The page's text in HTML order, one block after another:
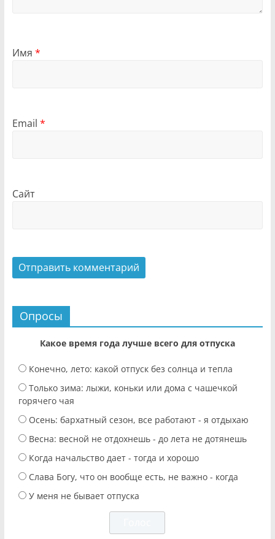
Имя *
Email *
Сайт
Опросы
Какое время года лучше всего для отпуска
Конечно, лето: какой отпуск без солнца и тепла
Только зима: лыжи, коньки или дома с чашечкой
горячего чая
Осень: бархатный сезон, все работают - я отдыхаю
Весна: весной не отдохнешь - до лета не дотянешь
Когда начальство дает - тогда и хорошо
Слава Богу, что он вообще есть, не важно - когда
У меня не бывает отпуска